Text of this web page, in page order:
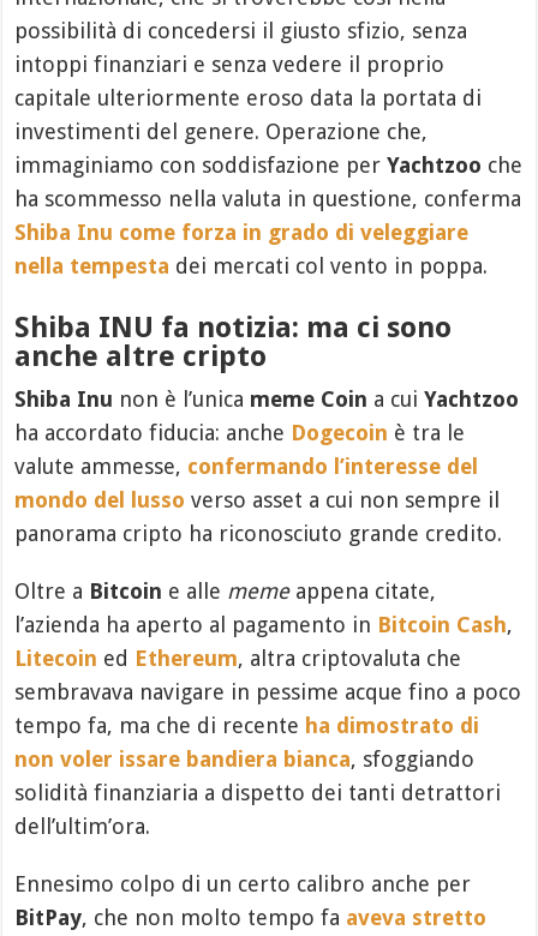
possibilità di concedersi il giusto sfizio, senza
intoppi finanziari e senza vedere il proprio
capitale ulteriormente eroso data la portata di
investimenti del genere. Operazione che,
immaginiamo con soddisfazione perYachtzoo che
ha scommesso nella valuta in questione, conferma
Shiba Inu come forza in grado di veleggiare
nella tempesta dei mercati col vento in poppa.
Shiba INU fa notizia: ma ci sono
anche altre cripto
Shiba Inu non è l’unica meme Coin a cuiYachtzoo
ha accordato fiducia: anche Dogecoin è tra le
valute ammesse, confermando l’interesse del
mondo del lusso verso asset a cui non sempre il
panorama cripto ha riconosciuto grande credito.
Oltre a Bitcoin e alle memeappena citate,
l’azienda ha aperto al pagamento in Bitcoin Cash,
Litecoin ed Ethereum, altra criptovaluta che
sembravava navigare in pessime acque fino a poco
tempo fa, ma che di recente ha dimostrato di
non voler issare bandiera bianca, sfoggiando
solidità finanziaria a dispetto dei tanti detrattori
dell’ultim’ora.
Ennesimo colpo di un certo calibro anche per
BitPay, che non molto tempo fa aveva stretto